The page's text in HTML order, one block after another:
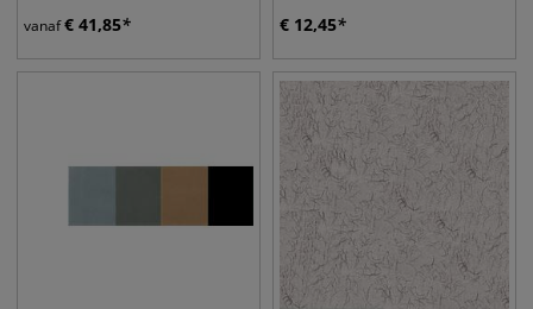
vanaf€ 41,85 € 12,45